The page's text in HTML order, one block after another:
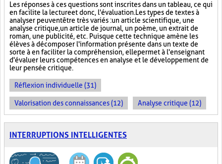
Les réponses à ces questions sont inscrites dans un tableau, ce qui
en facilite la lecture et donc, l'évaluation. Les types de textes à
analyser peuvent être très variés : un article scientifique, une
analyse critique, un article de journal, un poème, un extrait de
roman, une publicité, etc. Puisque cette technique amène les
élèves à décomposer l'information présente dans un texte de
sorte à en faciliter la compréhension, elle permet à l'enseignant
d'évaluer leurs compétences en analyse et le développement de
leur pensée critique.
Réflexion individuelle (31)
Valorisation des connaissances (12) Analyse critique (12)
INTERRUPTIONS INTELLIGENTES